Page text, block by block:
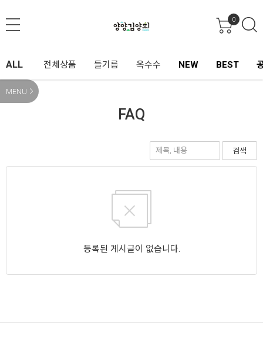
0
ALL 전체상품 들기름 옥수수 NEW BEST
MENU
FAQ
검색
등록된 게시글이 없습니다.